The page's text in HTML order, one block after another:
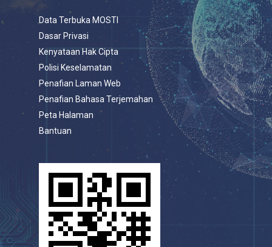
Data Terbuka MOSTI
Dasar Privasi
Kenyataan Hak Cipta
Polisi Keselamatan
Penafian Laman Web
Penafian Bahasa Terjemahan
Peta Halaman
Bantuan